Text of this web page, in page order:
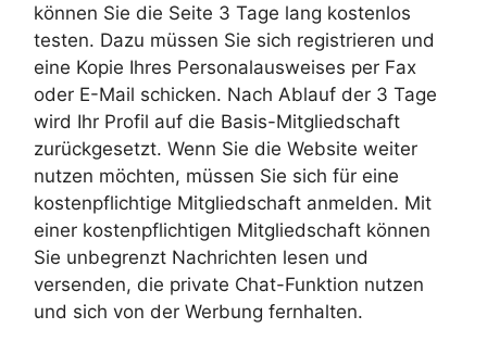
können Sie die Seite 3 Tage lang kostenlos
testen. Dazu müssen Sie sich registrieren und
eine Kopie Ihres Personalausweises per Fax
oder E-Mail schicken. Nach Ablauf der 3 Tage
wird Ihr Profil auf die Basis-Mitgliedschaft
zurückgesetzt. Wenn Sie die Website weiter
nutzen möchten, müssen Sie sich für eine
kostenpflichtige Mitgliedschaft anmelden. Mit
einer kostenpflichtigen Mitgliedschaft können
Sie unbegrenzt Nachrichten lesen und
versenden, die private Chat-Funktion nutzen
und sich von der Werbung fernhalten.